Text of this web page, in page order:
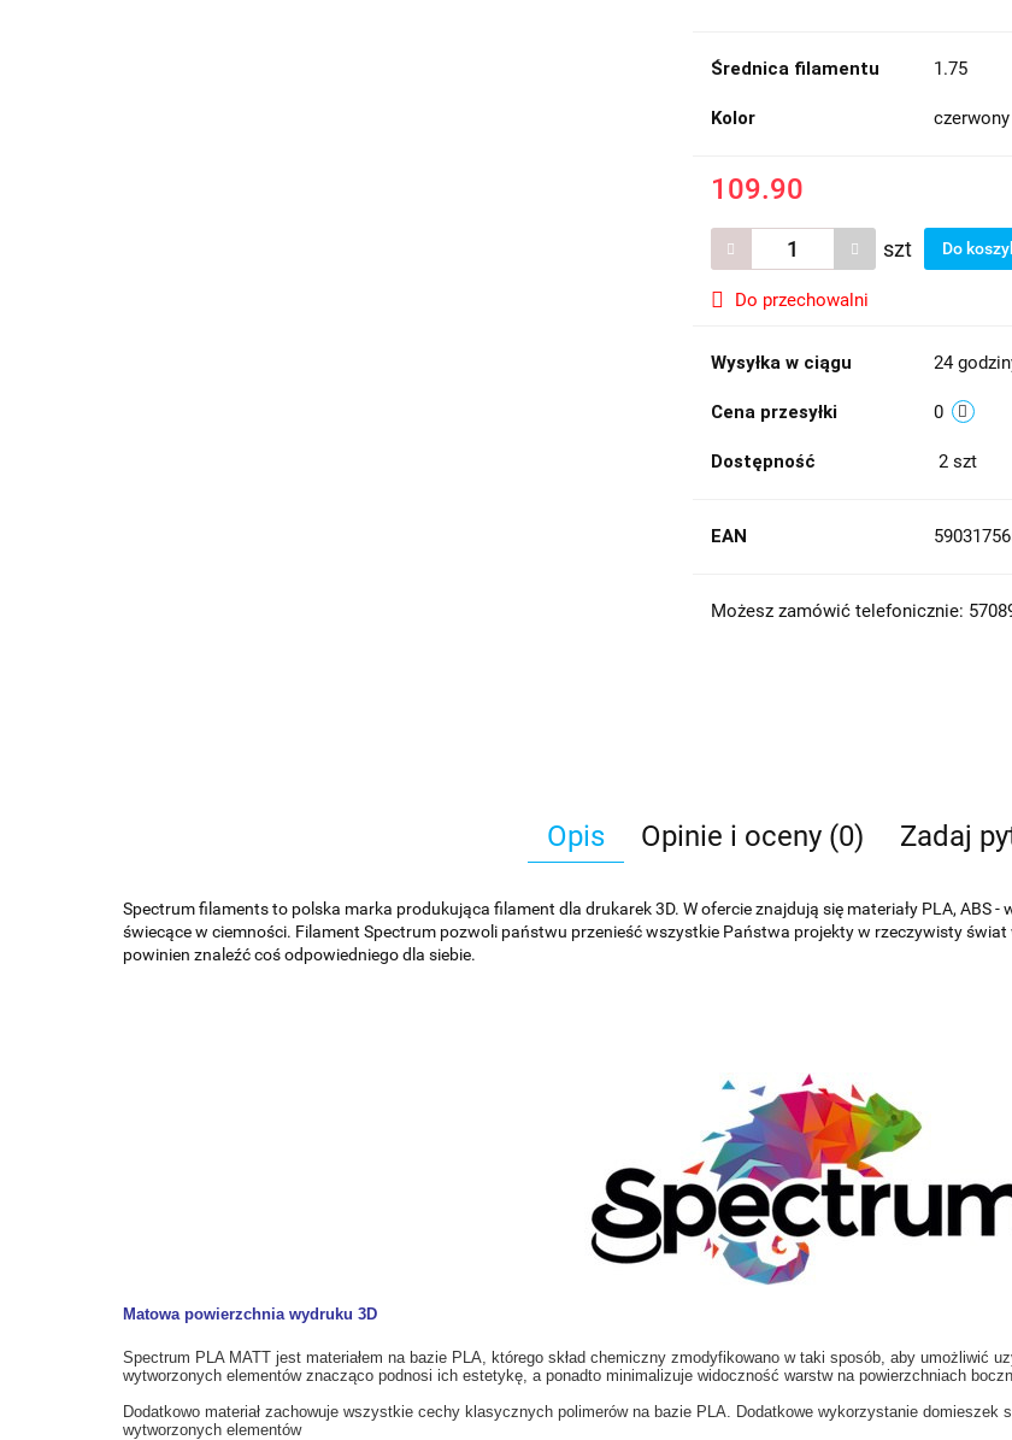
Średnica filamentu 1.75
Kolor czerwony
109.90
szt Do
Do przechowalni
Wysyłka w ciągu 24
Cena przesyłki 0
Dostępność 2 szt
EAN
Możesz zamówić telefonicznie:
Opis Opinie i oceny (0) Zadaj
Spectrum filaments to polska marka produkująca filament dla drukarek 3D. W ofercie znajdują się materiały PLA, ABS
świecące w ciemności. Filament Spectrum pozwoli państwu przenieść wszystkie Państwa projekty w rzeczywisty
powinien znaleźć coś odpowiedniego dla siebie.
Matowa powierzchnia wydruku 3D
Spectrum PLA MATT jest materiałem na bazie PLA, którego skład chemiczny zmodyfikowano w taki sposób, aby umożliwić
wytworzonych elementów znacząco podnosi ich estetykę, a ponadto minimalizuje widoczność warstw na powierzchniach
Dodatkowo materiał zachowuje wszystkie cechy klasycznych polimerów na bazie PLA. Dodatkowe wykorzystanie domieszek
wytworzonych elementów